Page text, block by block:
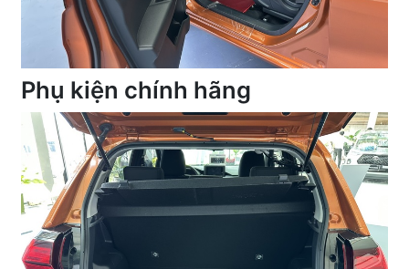
Phụ kiện chính hãng